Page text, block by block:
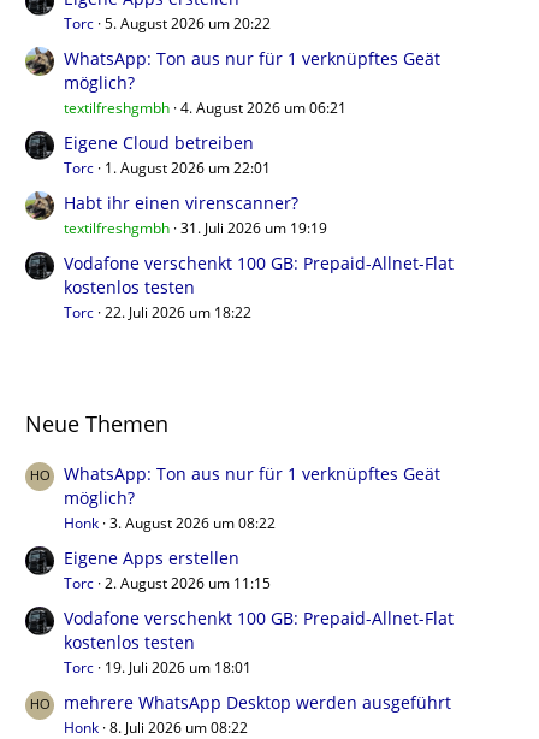
Torc 5. August 2026 um 20:22
WhatsApp: Ton aus nur für 1 verknüpftes Geät
möglich?
textilfreshgmbh 4. August 2026 um 06:21
Eigene Cloud betreiben
Torc 1. August 2026 um 22:01
Habt ihr einen virenscanner?
textilfreshgmbh 31. Juli 2026 um 19:19
Vodafone verschenkt 100 GB: Prepaid-Allnet-Flat
kostenlos testen
Torc 22. Juli 2026 um 18:22
Neue Themen
WhatsApp: Ton aus nur für 1 verknüpftes Geät
möglich?
Honk 3. August 2026 um 08:22
Eigene Apps erstellen
Torc 2. August 2026 um 11:15
Vodafone verschenkt 100 GB: Prepaid-Allnet-Flat
kostenlos testen
Torc 19. Juli 2026 um 18:01
mehrere WhatsApp Desktop werden ausgeführt
Honk 8. Juli 2026 um 08:22